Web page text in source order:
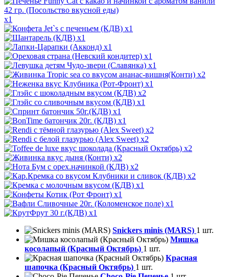
x1
x1
x1
x1
x1
x1
x2
x1
x2
x1
x1
x1
x2
x2
x2
x2
x2
x2
x1
x1
x1
x1
Snickers minis (MARS) 1 шт.
Мишка
косолапый (Красный Октябрь) 1 шт.
Красная
шапочка (Красный Октябрь) 1 шт.